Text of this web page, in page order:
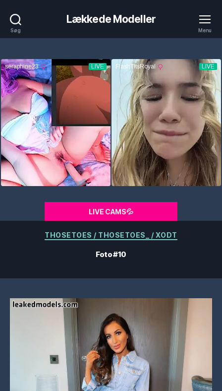
Søg
Lækkede Modeller
Menu
LIVE CAMS💦
Kategorier
THOSETOES / THOSETOES_ / XODT
Foto #10